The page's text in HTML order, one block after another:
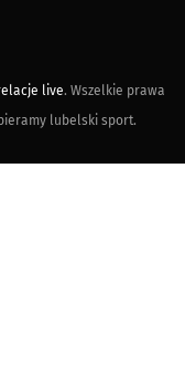
live. Wszelkie prawa
lubelski sport.